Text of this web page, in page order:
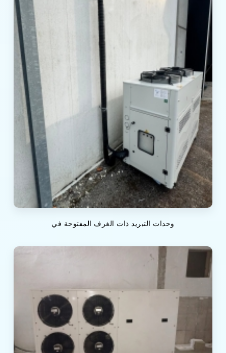
وحدات التبريد ذات الغرف المفتوحة في